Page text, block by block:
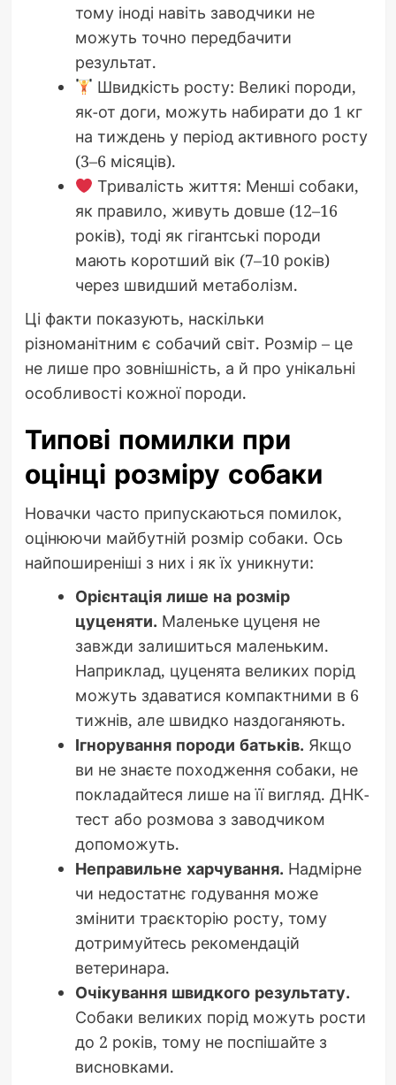
тому іноді навіть заводчики не
можуть точно передбачити
результат.
Швидкість росту: Великі породи,
як-от доги, можуть набирати до 1 кг
на тиждень у період активного росту
(3–6 місяців).
Тривалість життя: Менші собаки,
як правило, живуть довше (12–16
років), тоді як гігантські породи
мають коротший вік (7–10 років)
через швидший метаболізм.
Ці факти показують, наскільки
різноманітним є собачий світ. Розмір – це
не лише про зовнішність, а й про унікальні
особливості кожної породи.
Типові помилки при
оцінці розміру собаки
Новачки часто припускаються помилок,
оцінюючи майбутній розмір собаки. Ось
найпоширеніші з них і як їх уникнути:
Орієнтація лише на розмір
цуценяти. Маленьке цуценя не
завжди залишиться маленьким.
Наприклад, цуценята великих порід
можуть здаватися компактними в 6
тижнів, але швидко наздоганяють.
Ігнорування породи батьків. Якщо
ви не знаєте походження собаки, не
покладайтеся лише на її вигляд. ДНК-
тест або розмова з заводчиком
допоможуть.
Неправильне харчування. Надмірне
чи недостатнє годування може
змінити траєкторію росту, тому
дотримуйтесь рекомендацій
ветеринара.
Очікування швидкого результату.
Собаки великих порід можуть рости
до 2 років, тому не поспішайте з
висновками.